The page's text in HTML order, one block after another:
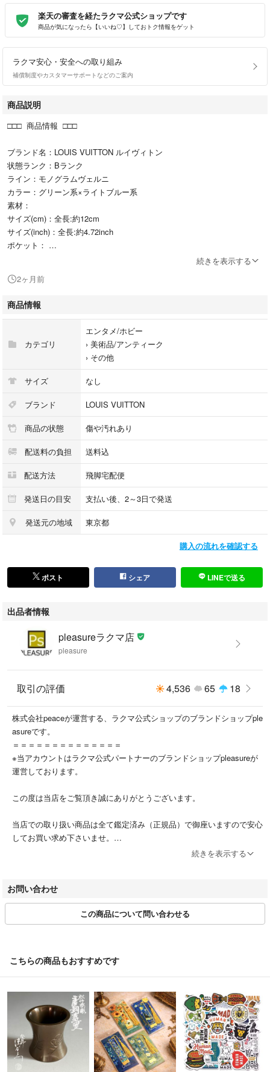
楽天の審査を経たラクマ公式ショップです
商品が気になったら【いいね♡】しておトク情報をゲット
ラクマ安心・安全への取り組み
補償制度やカスタマーサポートなどのご案内
商品説明
□□□ 商品情報 □□□
ブランド名：LOUIS VUITTON ルイヴィトン
状態ランク：Bランク
ライン：モノグラムヴェルニ
カラー：グリーン系×ライトブルー系
素材：
サイズ(cm)：全長:約12cm
サイズ(inch)：全長:約4.72inch
ポケット：
状態：使用感小 擦れ小 汚れ
メッキ剥げ ヒビ割れ小 コーティング剥げ ペン跡
□□□ 状態ランクについて □□□
【S】 未使用品（展示品など）
【A】 傷汚れが少なく状態の良い商品
【B】 程よい使用感や多少の傷、汚れはあるが程度良好の商品
【C】 使用感の他、目立つ傷や汚れが見れる商品
【D】 かなり大きな痛みがある難あり商品
※記載させていただきました状態説明・ランクは、あくまで弊社基準にて
判断したものとなります。
その為、個人差による主観の差が生じる場合も御座いますので、あらかじ
pleasure（株式会社peace）が販売しています。
出品中の商品につきましては全て正規品(本物）でございます。
（古物許可証第305521507463東京都公安委員会）
(Used Goods License No. 305521507463)
続きを表示する
2ヶ月前
商品情報
カテゴリ
エンタメ/ホビー
› 美術品/アンティーク
› その他
サイズ なし
ブランド LOUIS VUITTON
商品の状態 傷や汚れあり
配送料の負担 送料込
配送方法 飛脚宅配便
発送日の目安 支払い後、2～3日で発送
発送元の地域 東京都
購入の流れを確認する
ポスト シェア LINEで送る
出品者情報
pleasureラクマ店
pleasure
取引の評価 4,536 65 18
株式会社peaceが運営する、ラクマ公式ショップのブランドショップple
asureです。
＝＝＝＝＝＝＝＝＝＝＝＝＝＝
※当アカウントはラクマ公式パートナーのブランドショップpleasureが
運営しております。
この度は当店をご覧頂き誠にありがとうございます。
当店での取り扱い商品は全て鑑定済み（正規品）で御座いますので安心
してお買い求め下さいませ。
第305521507463号/東京都公安委員会 /古物商許可証
適格請求書登録番号 T2011501020797
※発送の日時指定は承っておりません。
＝＝＝＝＝＝＝＝＝＝＝＝＝＝
こちらのアカウントはラクマ公式パートナーの株式会社peaceによって
運営されています。
▼特商法
https://fril.jp/ts/official/law/a078/
▼返品特約
続きを表示する
お問い合わせ
この商品について問い合わせる
こちらの商品もおすすめです